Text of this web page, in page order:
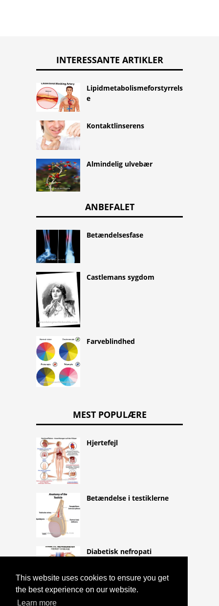
This website uses cookies to ensure you get
the best experience on our website.
Learn more
INTERESSANTE ARTIKLER
Lipidmetabolismeforstyrrels
e
Kontaktlinserens
Almindelig ulvebær
ANBEFALET
Betændelsesfase
Castlemans sygdom
Farveblindhed
MEST POPULÆRE
Hjertefejl
Betændelse i testiklerne
Diabetisk nefropati